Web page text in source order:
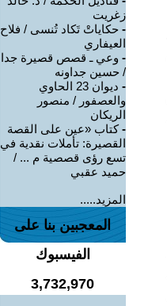
زغريت
- حكاياتْ تَكاد تُنسى / فلاح
العيفاري
- وعي ـ قصص قصيرة جدا
/ حسين جداونه
-
ديوان 23 الحاوي
والعصفور / منصور
الريكان
-كتاب «عين على القصة
القصيرة: تأملات نقدية في
تسع رؤى قصصية م ... /
حميد عقبي
المزيد.....
المعجبين بنا على
الفيسبوك
3,732,970